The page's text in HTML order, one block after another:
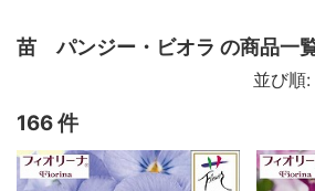
苗 パンジー・ビオラ の商品一
並び順:
166 件